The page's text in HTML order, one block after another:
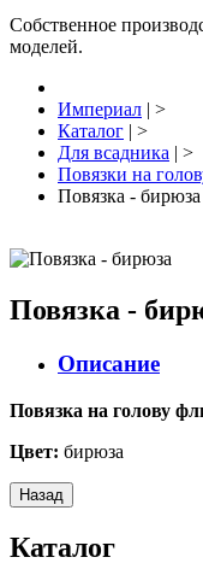
Собственное
моделей.
Империал | >
Каталог | >
Для всадника | >
Повязки на
Повязка - бирюза
Повязка -
Описание
Повязка на голову
Цвет: бирюза
Каталог